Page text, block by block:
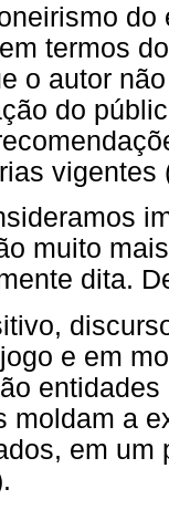
termos
o autor
do
vigentes
muito
dita.
e em
moldam a
em